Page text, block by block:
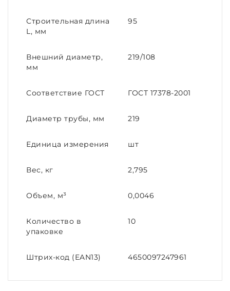
Строительная длина
L, мм
95
Внешний диаметр,
мм
219/108
Соответствие ГОСТ ГОСТ 17378-2001
Диаметр трубы, мм 219
Единица измерения шт
Вес, кг 2,795
Объем, м³ 0,0046
Количество в
упаковке
10
Штрих-код (EAN13) 4650097247961